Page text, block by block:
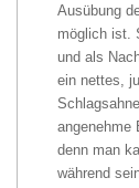
Ausübung
möglich ist.
und als
ein nettes,
angenehme
denn man
während